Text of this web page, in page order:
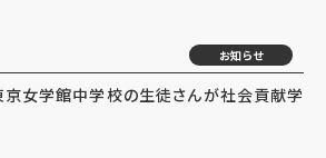
お知らせ
京女学館中学校の生徒さんが社会貢献学